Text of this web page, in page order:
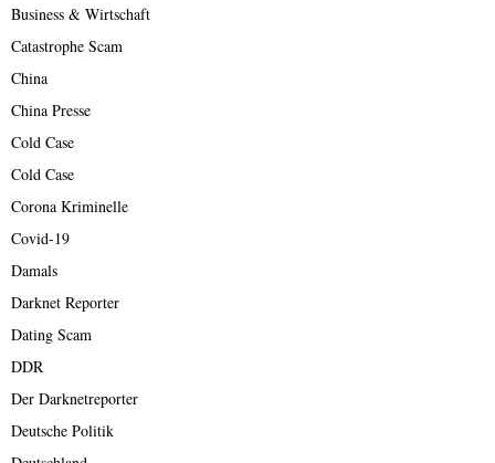
Business & Wirtschaft
Catastrophe Scam
China
China Presse
Cold Case
Cold Case
Corona Kriminelle
Covid-19
Damals
Darknet Reporter
Dating Scam
DDR
Der Darknetreporter
Deutsche Politik